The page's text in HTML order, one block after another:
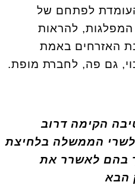
לפתחם של
המפלגות, להראות
האזרחים באמת
גם פה, לחברת מופת.
הקימה דרוב
לשרי הממשלה בלחיצת
בהם לאשרר את
הבא